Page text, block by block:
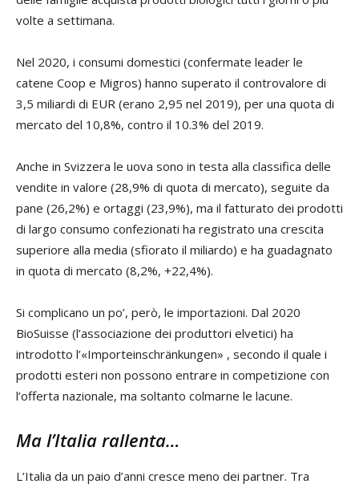
volte a settimana.
Nel 2020, i consumi domestici (confermate leader le
catene Coop e Migros) hanno superato il controvalore di
3,5 miliardi di EUR (erano 2,95 nel 2019), per una quota di
mercato del 10,8%, contro il 10.3% del 2019.
Anche in Svizzera le uova sono in testa alla classifica delle
vendite in valore (28,9% di quota di mercato), seguite da
pane (26,2%) e ortaggi (23,9%), ma il fatturato dei prodotti
di largo consumo confezionati ha registrato una crescita
superiore alla media (sfiorato il miliardo) e ha guadagnato
in quota di mercato (8,2%, +22,4%).
Si complicano un po’, però, le importazioni. Dal 2020
BioSuisse (l’associazione dei produttori elvetici) ha
introdotto l’«Importeinschränkungen» , secondo il quale i
prodotti esteri non possono entrare in competizione con
l’offerta nazionale, ma soltanto colmarne le lacune.
Ma l’Italia rallenta…
L’Italia da un paio d’anni cresce meno dei partner. Tra